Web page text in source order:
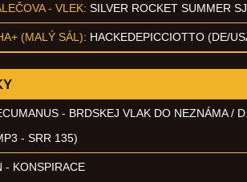
- VLEK: SILVER ROCKET SUMMER
(MALÝ SÁL): HACKEDEPICCIOTTO (DE/
- BRDSKEJ VLAK DO NEZNÁMA /
- SRR 135)
- KONSPIRACE